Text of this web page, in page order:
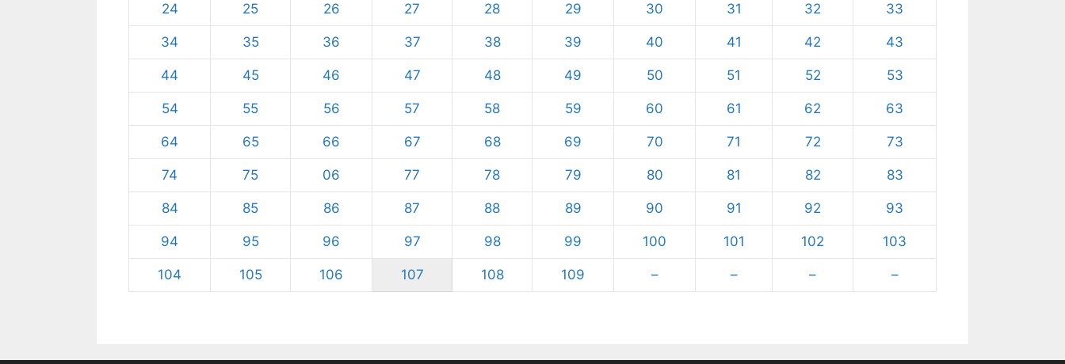
24 25 26 27 28 29 30 31 32 33
34 35 36 37 38 39 40 41 42 43
44 45 46 47 48 49 50 51 52 53
54 55 56 57 58 59 60 61 62 63
64 65 66 67 68 69 70 71 72 73
74 75 06 77 78 79 80 81 82 83
84 85 86 87 88 89 90 91 92 93
94 95 96 97 98 99 100 101 102 103
104 105 106 107 108 109 – – – –